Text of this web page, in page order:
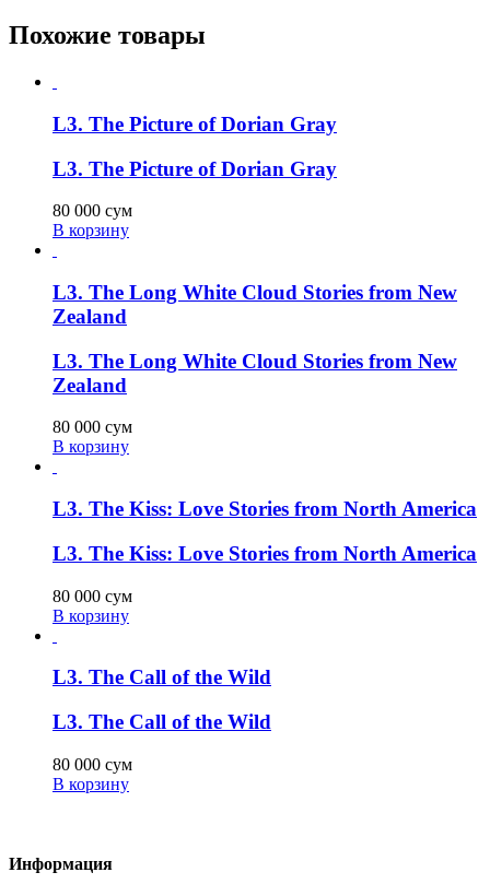
Похожие товары
L3. The Picture of Dorian Gray
L3. The Picture of Dorian Gray
80 000 сум
В корзину
L3. The Long White Cloud Stories from New
Zealand
L3. The Long White Cloud Stories from New
Zealand
80 000 сум
В корзину
L3. The Kiss: Love Stories from North America
L3. The Kiss: Love Stories from North America
80 000 сум
В корзину
L3. The Call of the Wild
L3. The Call of the Wild
80 000 сум
В корзину
Информация